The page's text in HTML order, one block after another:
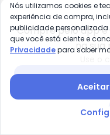
Blusa (Branca) com
R$ 17,99R$ 54,99
Compre pelo app
na
Nós utilizamos cookies e
experiência de compra,
publicidade
que você está ciente e
Privacidadepara saber